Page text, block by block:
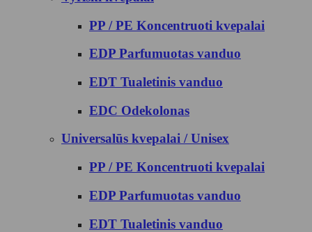
PP / PE Koncentruoti kvepalai
EDP Parfumuotas vanduo
EDT Tualetinis vanduo
EDC Odekolonas
Universalūs kvepalai / Unisex
PP / PE Koncentruoti kvepalai
EDP Parfumuotas vanduo
EDT Tualetinis vanduo